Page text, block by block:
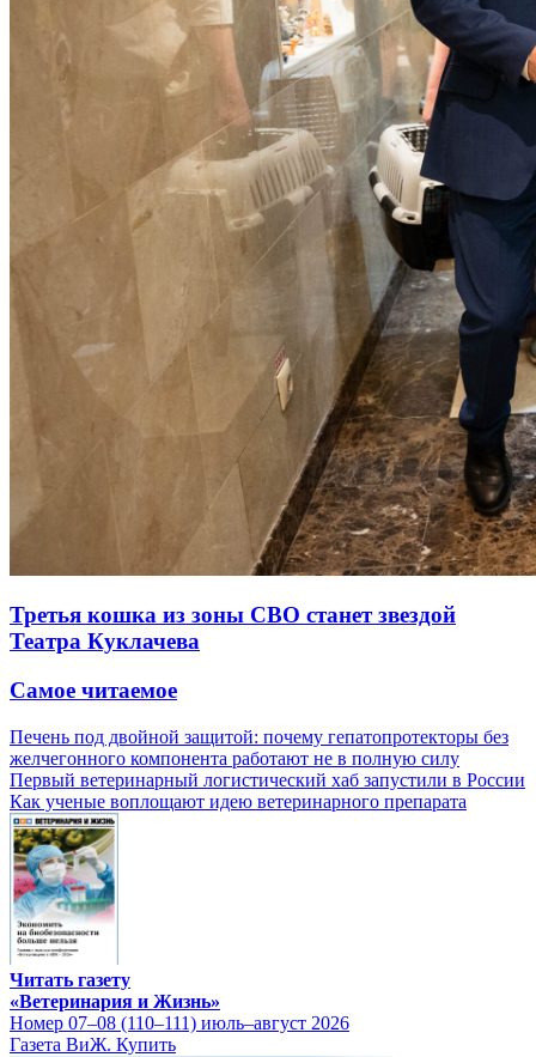
Третья кошка из зоны СВО станет звездой
Театра Куклачева
Самое читаемое
Печень под двойной защитой: почему гепатопротекторы без
желчегонного компонента работают не в полную силу
Первый ветеринарный логистический хаб запустили в России
Как ученые воплощают идею ветеринарного препарата
Читать газету
«Ветеринария и Жизнь»
Номер 07–08 (110–111) июль–август 2026
Газета ВиЖ. Купить